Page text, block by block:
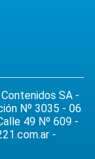
SA -
Nº 3035 - 06
49 Nº 609 -
-